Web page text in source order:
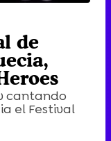
de
cantando
el Festival